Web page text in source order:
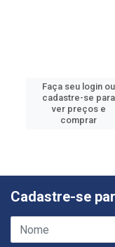
Faça seu login ou
cadastre-se para
ver preços e
comprar
Cadastre-se